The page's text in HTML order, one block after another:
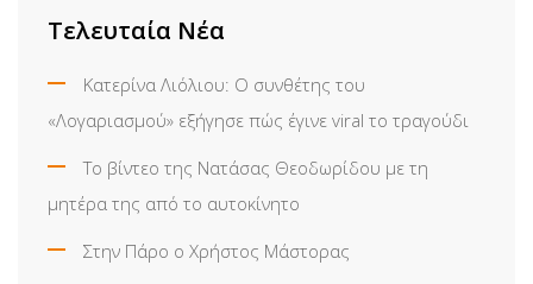
Τελευταία Νέα
Κατερίνα Λιόλιου: Ο συνθέτης του
«Λογαριασμού» εξήγησε πώς έγινε viral το τραγούδι
Το βίντεο της Νατάσας Θεοδωρίδου με τη
μητέρα της από το αυτοκίνητο
Στην Πάρο ο Χρήστος Μάστορας